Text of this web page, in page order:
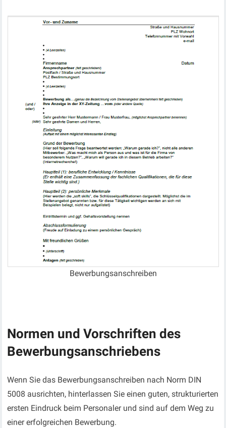
Bewerbungsanschreiben
Normen und Vorschriften des
Bewerbungsanschriebens
Wenn Sie das Bewerbungsanschreiben nach Norm DIN
5008 ausrichten, hinterlassen Sie einen guten, strukturierten
ersten Eindruck beim Personaler und sind auf dem Weg zu
einer erfolgreichen Bewerbung.